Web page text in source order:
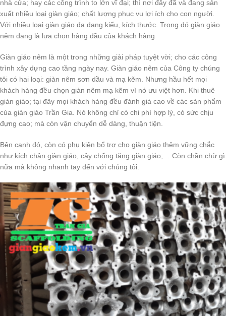
nhà cửa; hay các công trình to lớn vĩ đại; thì nơi đây đã và đang sản
xuất nhiều loại giàn giáo; chất lượng phục vụ lợi ích cho con người.
Với nhiều loại giàn giáo đa dạng kiểu, kích thước. Trong đó giàn giáo
nêm đang là lựa chọn hàng đầu của khách hàng
Giàn giáo nêm là một trong những giải pháp tuyệt vời; cho các công
trình xây dựng cao tầng ngày nay. Giàn giáo nêm của Công ty chúng
tôi có hai loại: giàn nêm sơn dầu và mạ kẽm. Nhưng hầu hết mọi
khách hàng đều chọn giàn nêm mạ kẽm vì nó ưu việt hơn. Khi thuê
giàn giáo; tại đây mọi khách hàng đều đánh giá cao về các sản phẩm
của giàn giáo Trần Gia. Nó không chỉ có chi phí hợp lý, có sức chịu
đựng cao; mà còn vận chuyển dễ dàng, thuận tiện.
Bên cạnh đó, còn có phụ kiện bổ trợ cho giàn giáo thêm vững chắc
như kích chân giàn giáo, cây chống tăng giàn giáo;… Còn chần chừ gì
nữa mà không nhanh tay đến với chúng tôi.